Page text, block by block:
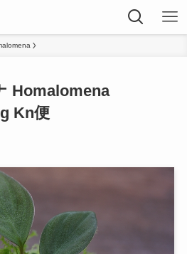
Homalomena
Kn便